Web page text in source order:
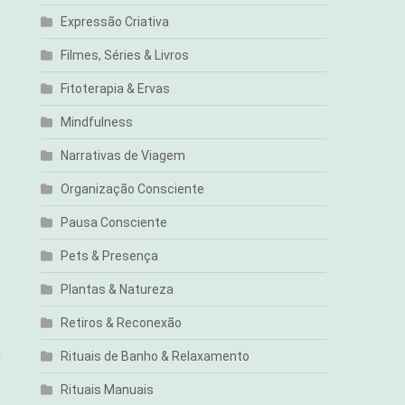
Expressão Criativa
Filmes, Séries & Livros
Fitoterapia & Ervas
Mindfulness
Narrativas de Viagem
Organização Consciente
Pausa Consciente
Pets & Presença
Plantas & Natureza
Retiros & Reconexão
Rituais de Banho & Relaxamento
Rituais Manuais